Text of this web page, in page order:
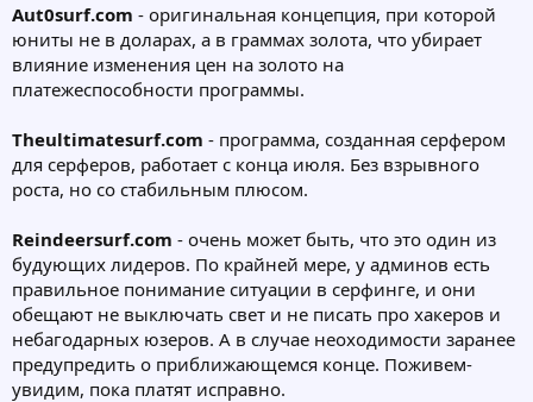
Aut0surf.com - оригинальная концепция, при которой
юниты не в доларах, а в граммах золота, что убирает
влияние изменения цен на золото на
платежеспособности программы.
Theultimatesurf.com - программа, созданная серфером
для серферов, работает с конца июля. Без взрывного
роста, но со стабильным плюсом.
Reindeersurf.com - очень может быть, что это один из
будующих лидеров. По крайней мере, у админов есть
правильное понимание ситуации в серфинге, и они
обещают не выключать свет и не писать про хакеров и
небагодарных юзеров. А в случае неоходимости заранее
предупредить о приближающемся конце. Поживем-
увидим, пока платят исправно.